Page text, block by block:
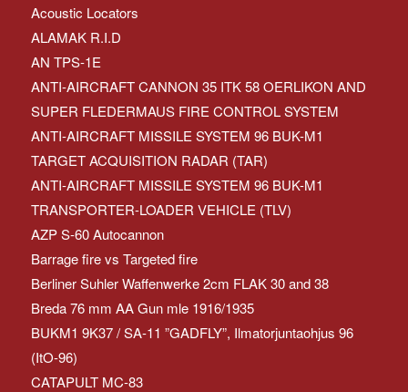
Acoustic Locators
ALAMAK R.I.D
AN TPS-1E
ANTI-AIRCRAFT CANNON 35 ITK 58 OERLIKON AND
SUPER FLEDERMAUS FIRE CONTROL SYSTEM
ANTI-AIRCRAFT MISSILE SYSTEM 96 BUK-M1
TARGET ACQUISITION RADAR (TAR)
ANTI-AIRCRAFT MISSILE SYSTEM 96 BUK-M1
TRANSPORTER-LOADER VEHICLE (TLV)
AZP S-60 Autocannon
Barrage fire vs Targeted fire
Berliner Suhler Waffenwerke 2cm FLAK 30 and 38
Breda 76 mm AA Gun mle 1916/1935
BUKM1 9K37 / SA-11 ”GADFLY”, Ilmatorjuntaohjus 96
(ItO-96)
CATAPULT MC-83